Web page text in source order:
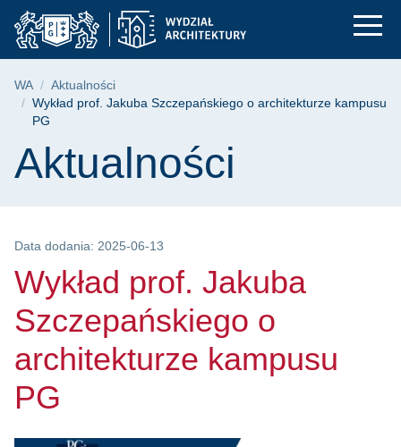
Przejdź
do
menu
Przejdź
do
wyszukiwarki
Przejdź
do
treści
Wykład prof.
Ścieżka nawigacyjna
WA
Aktualności
Wykład prof. Jakuba Szczepańskiego o architekturze kampusu
PG
Treść strony
Aktualności
Data dodania: 2025-06-13
Wykład prof. Jakuba
Szczepańskiego o
architekturze kampusu
PG